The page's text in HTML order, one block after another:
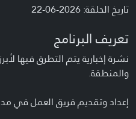
تاريخ الحلقة: 2026-06-22
تعريف البرنامج
نشرة إخبارية يتم التطرق فيها
والمنطقة.
إعداد وتقديم فريق العمل في